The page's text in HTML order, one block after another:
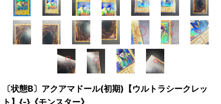
〔状態B〕アクアマドール(初期)【ウルトラシークレッ
ト】{-}《モンスター》